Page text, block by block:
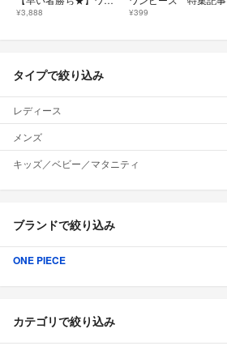
¥3,888 ¥399
タイプで絞り込み
レディース
メンズ
キッズ／ベビー／マタニティ
ブランドで絞り込み
ONE PIECE
カテゴリで絞り込み